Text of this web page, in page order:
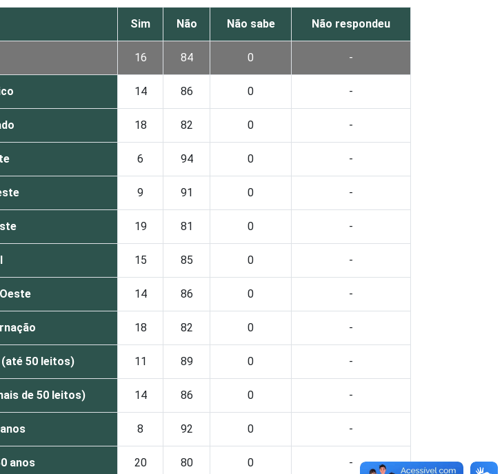
Sim Não Não sabe Não respondeu
16 84 0 -
14 86 0 -
18 82 0 -
6 94 0 -
9 91 0 -
19 81 0 -
15 85 0 -
14 86 0 -
18 82 0 -
50 leitos) 11 89 0 -
de 50 leitos) 14 86 0 -
8 92 0 -
anos 20 80 0 -